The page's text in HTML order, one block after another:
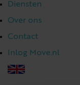
Diensten
Over ons
Contact
Inlog Move.nl